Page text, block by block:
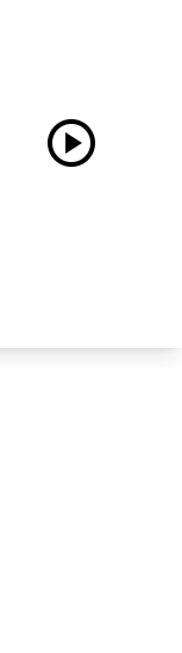
play_circle